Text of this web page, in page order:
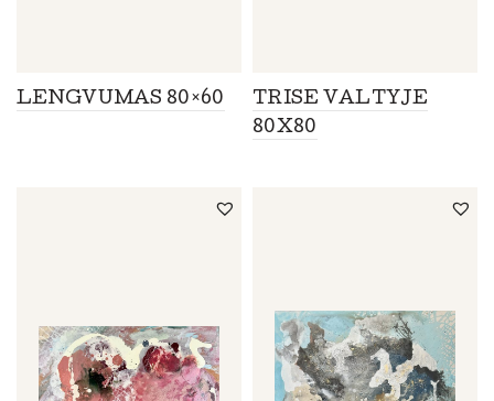
LENGVUMAS 80×60
TRISE VALTYJE
80X80